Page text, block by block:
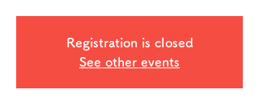
Registration is closed
See other events